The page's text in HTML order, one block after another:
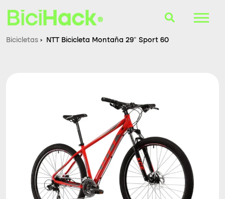
Accesorios
Consultorio
Blog
Bicicletas › NTT Bicicleta Montaña 29″ Sport 60